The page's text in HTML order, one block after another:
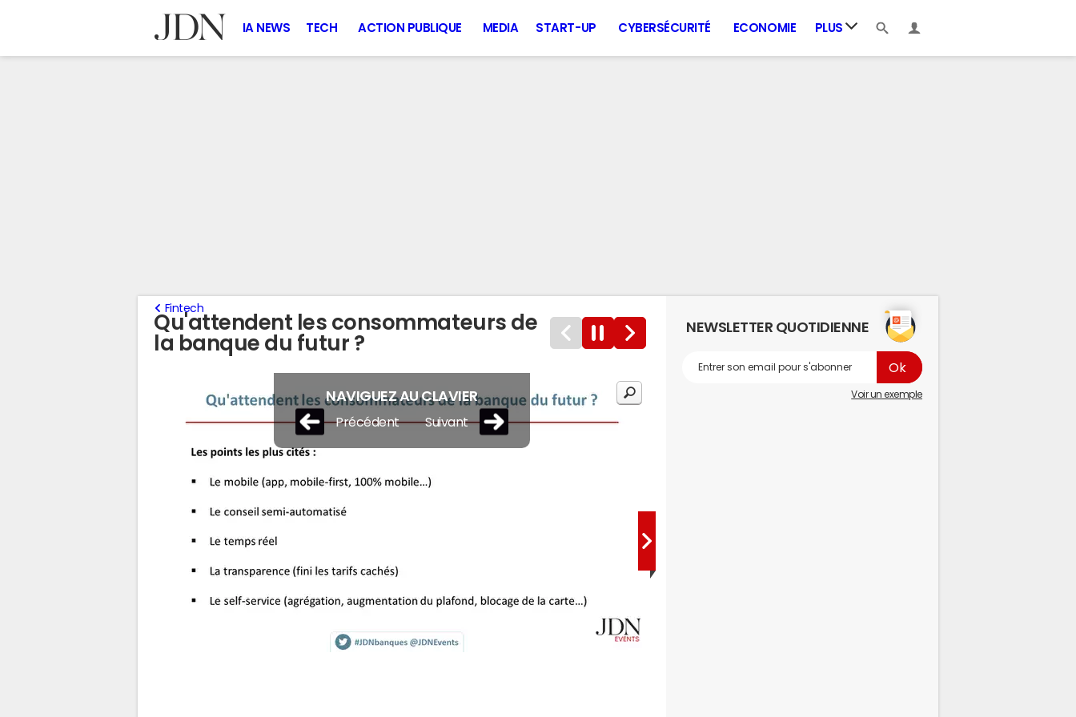
IA NEWS TECH ACTION PUBLIQUE MEDIA START-UP CYBERSÉCURITÉ ECONOMIE PLUS
Qu'attendent les consommateurs de
la banque du futur ?
Fintech
NAVIGUEZ AU CLAVIER
Précédent Suivant
NEWSLETTER QUOTIDIENNE
Voir un exemple